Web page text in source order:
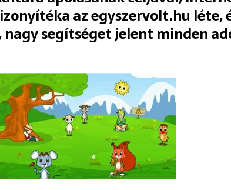
az egyszervolt.hu léte,
segítséget jelent minden